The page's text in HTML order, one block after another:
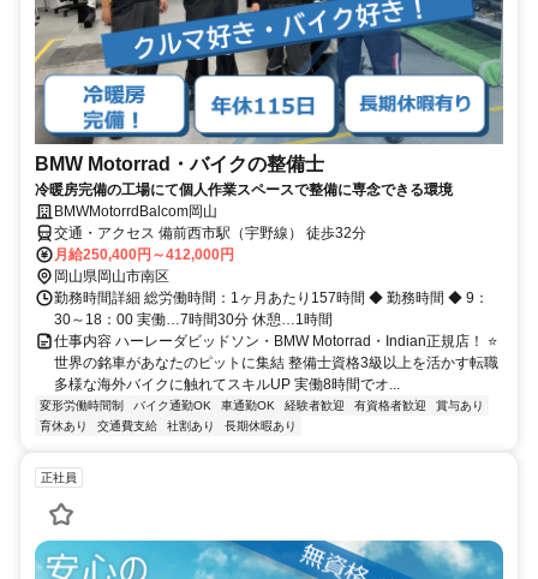
BMW Motorrad・バイクの整備士
冷暖房完備の工場にて個人作業スペースで整備に専念できる環境
BMWMotorrdBalcom岡山
交通・アクセス 備前西市駅（宇野線） 徒歩32分
月給250,400円～412,000円
岡山県岡山市南区
勤務時間詳細 総労働時間：1ヶ月あたり157時間 ◆ 勤務時間 ◆ 9：
30～18：00 実働…7時間30分 休憩…1時間
仕事内容 ハーレーダビッドソン・BMW Motorrad・Indian正規店！ ⭐
世界の銘車があなたのピットに集結 整備士資格3級以上を活かす転職
多様な海外バイクに触れてスキルUP 実働8時間でオ...
変形労働時間制 バイク通勤OK 車通勤OK 経験者歓迎 有資格者歓迎
賞与あり
育休あり
交通費支給 社割あり 長期休暇あり
正社員